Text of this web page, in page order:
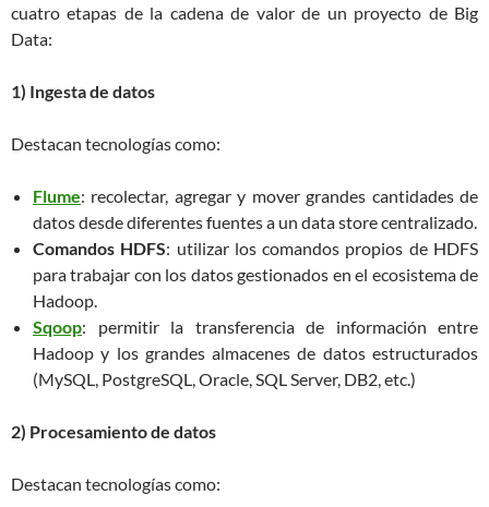
cuatro etapas de la cadena de valor de un proyecto de Big
Data:
1) Ingesta de datos
Destacan tecnologías como:
Flume: recolectar, agregar y mover grandes cantidades de
datos desde diferentes fuentes a un data store centralizado.
Comandos HDFS: utilizar los comandos propios de HDFS
para trabajar con los datos gestionados en el ecosistema de
Hadoop.
Sqoop: permitir la transferencia de información entre
Hadoop y los grandes almacenes de datos estructurados
(MySQL, PostgreSQL, Oracle, SQL Server, DB2, etc.)
2) Procesamiento de datos
Destacan tecnologías como: